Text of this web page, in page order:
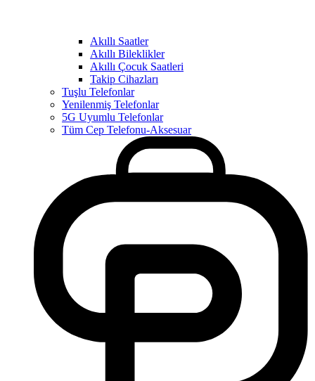
Akıllı Saatler
Akıllı Bileklikler
Akıllı Çocuk Saatleri
Takip Cihazları
Tuşlu Telefonlar
Yenilenmiş Telefonlar
5G Uyumlu Telefonlar
Tüm Cep Telefonu-Aksesuar